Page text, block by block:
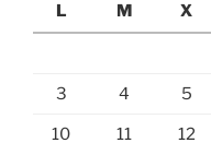
L
M X
3 4 5
10 11 12